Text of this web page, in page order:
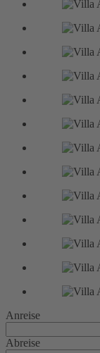
Anreise
Abreise